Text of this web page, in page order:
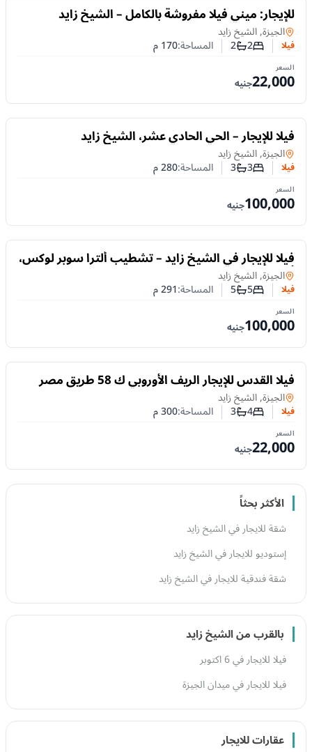
للايجار
للإيجار: ميني فيلا مفروشة بالكامل – الشيخ زايد
فيلافي
الجيزة, الشيخ زايد
فيلا عدد غرف النوم
2عدد الحمامات
2 المساحة:170م
السعر
22,000جنيه
للايجار
فيلا للإيجار – الحي الحادي عشر، الشيخ زايد
فيلافي
الجيزة, الشيخ زايد
فيلا عدد غرف النوم
3عدد الحمامات
3 المساحة:280م
السعر
100,000جنيه
للايجار
فيلا للإيجار في الشيخ زايد – تشطيب ألترا سوبر لوكس،
أمام النادي الأهلي
فيلافي
الجيزة, الشيخ زايد
فيلا عدد غرف النوم
5عدد الحمامات
5 المساحة:291م
السعر
100,000جنيه
للايجار فيلا القدس للإيجار الريف الأوروبي ك 58 طريق مصر
إسكندرية الصحراوي – من المالك مباشر
فيلافي
الجيزة, الشيخ زايد
فيلا عدد غرف النوم
4عدد الحمامات
3 المساحة:300م
السعر
22,000جنيه
الأكثر بحثاً
شقة للايجار في الشيخ زايد
إستوديو للايجار في الشيخ زايد
شقة فندقية للايجار في الشيخ زايد
بالقرب من الشيخ زايد
فيلا للايجار في 6 اكتوبر
فيلا للايجار في ميدان الجيزة
عقارات للايجار